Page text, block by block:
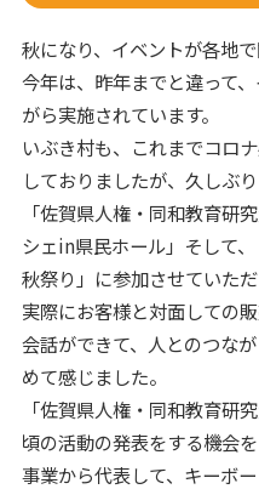
秋になり、イベントが各地で
今年は、昨年までと違って
がら実施されています。
いぶき村も、これまでコロ
しておりましたが、久しぶ
「佐賀県人権・同和教育研
シェin県民ホール」そして
秋祭り」に参加させていただ
実際にお客様と対面しての
会話ができて、人とのつな
めて感じました。
「佐賀県人権・同和教育研
頃の活動の発表をする機会
事業から代表して、キーボ